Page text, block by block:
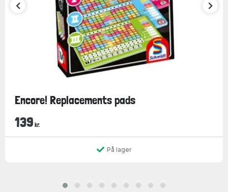
Encore! Replacements pads
139 kr.
På lager